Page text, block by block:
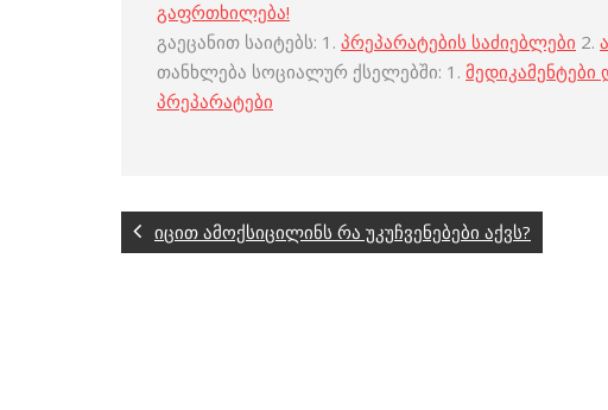
გაფრთხილება!
გაეცანით საიტებს: 1. პრეპარატების საძიებლები 2.
თანხლება სოციალურ ქსელებში: 1.
პრეპარატები
იცით ამოქსიცილინს რა უკუჩვენებები აქვს?